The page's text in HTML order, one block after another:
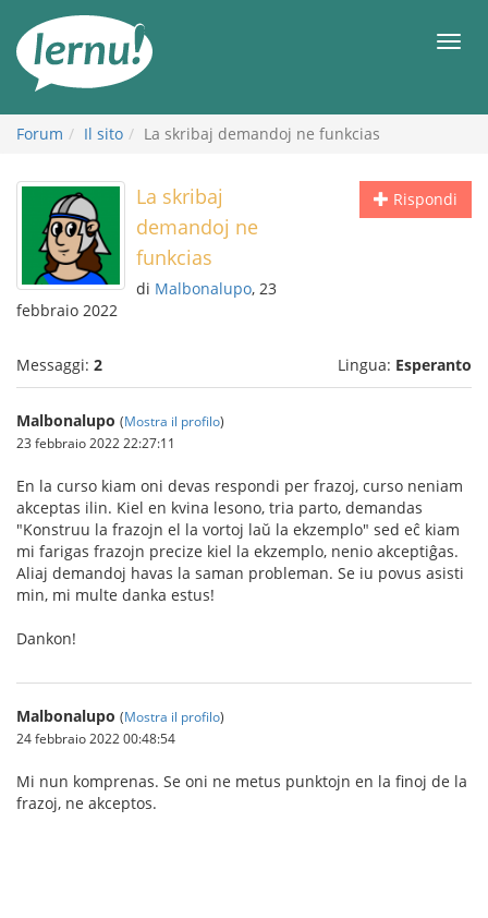
all’indice
Forum Il sito La skribaj demandoj ne funkcias
Rispondi
La skribaj
demandoj ne
funkcias
di Malbonalupo, 23
febbraio 2022
Messaggi: 2 Lingua: Esperanto
Malbonalupo (Mostra il profilo)
23 febbraio 2022 22:27:11
En la curso kiam oni devas respondi per frazoj, curso neniam
akceptas ilin. Kiel en kvina lesono, tria parto, demandas
"Konstruu la frazojn el la vortoj laŭ la ekzemplo" sed eĉ kiam
mi farigas frazojn precize kiel la ekzemplo, nenio akceptiĝas.
Aliaj demandoj havas la saman probleman. Se iu povus asisti
min, mi multe danka estus!
Dankon!
Malbonalupo (Mostra il profilo)
24 febbraio 2022 00:48:54
Mi nun komprenas. Se oni ne metus punktojn en la finoj de la
frazoj, ne akceptos.